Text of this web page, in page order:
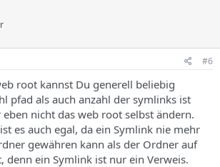
#6
root kannst Du generell beliebig
pfad als auch anzahl der symlinks ist
nicht das web root selbst ändern.
es auch egal, da ein Symlink nie mehr
gewähren kann als der Ordner auf
denn ein Symlink ist nur ein Verweis.